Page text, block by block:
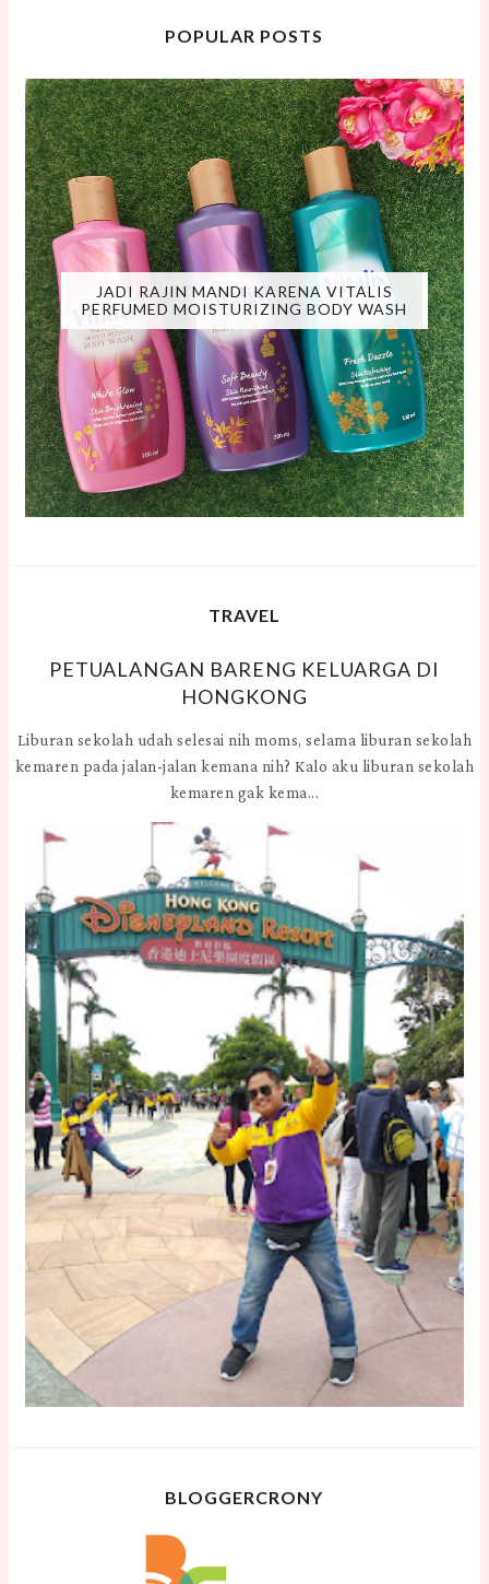
POPULAR POSTS
JADI RAJIN MANDI KARENA VITALIS
PERFUMED MOISTURIZING BODY WASH
TRAVEL
PETUALANGAN BARENG KELUARGA DI
HONGKONG
Liburan sekolah udah selesai nih moms, selama liburan sekolah
kemaren pada jalan-jalan kemana nih? Kalo aku liburan sekolah
kemaren gak kema...
BLOGGERCRONY